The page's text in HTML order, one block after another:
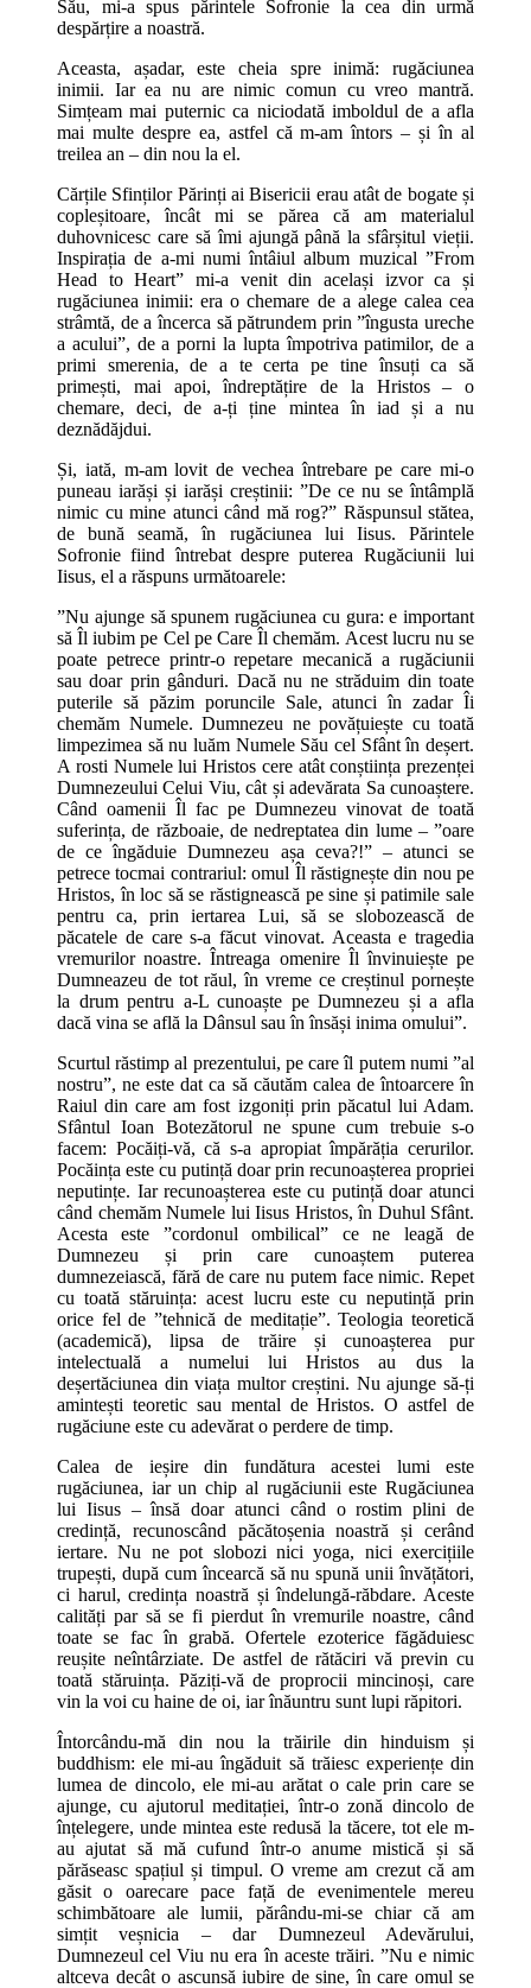
Său, mi-a spus părintele Sofronie la cea din urmă
despărțire a noastră.
Aceasta, așadar, este cheia spre inimă: rugăciunea
inimii. Iar ea nu are nimic comun cu vreo mantră.
Simțeam mai puternic ca niciodată imboldul de a afla
mai multe despre ea, astfel că m-am întors – și în al
treilea an – din nou la el.
Cărțile Sfinților Părinți ai Bisericii erau atât de bogate și
copleșitoare, încât mi se părea că am materialul
duhovnicesc care să îmi ajungă până la sfârșitul vieții.
Inspirația de a-mi numi întâiul album muzical ”From
Head to Heart” mi-a venit din același izvor ca și
rugăciunea inimii: era o chemare de a alege calea cea
strâmtă, de a încerca să pătrundem prin ”îngusta ureche
a acului”, de a porni la lupta împotriva patimilor, de a
primi smerenia, de a te certa pe tine însuți ca să
primești, mai apoi, îndreptățire de la Hristos – o
chemare, deci, de a-ți ține mintea în iad și a nu
deznădăjdui.
Și, iată, m-am lovit de vechea întrebare pe care mi-o
puneau iarăși și iarăși creștinii: ”De ce nu se întâmplă
nimic cu mine atunci când mă rog?” Răspunsul stătea,
de bună seamă, în rugăciunea lui Iisus. Părintele
Sofronie fiind întrebat despre puterea Rugăciunii lui
Iisus, el a răspuns următoarele:
”Nu ajunge să spunem rugăciunea cu gura: e important
să Îl iubim pe Cel pe Care Îl chemăm. Acest lucru nu se
poate petrece printr-o repetare mecanică a rugăciunii
sau doar prin gânduri. Dacă nu ne străduim din toate
puterile să păzim poruncile Sale, atunci în zadar Îi
chemăm Numele. Dumnezeu ne povățuiește cu toată
limpezimea să nu luăm Numele Său cel Sfânt în deșert.
A rosti Numele lui Hristos cere atât conștiința prezenței
Dumnezeului Celui Viu, cât și adevărata Sa cunoaștere.
Când oamenii Îl fac pe Dumnezeu vinovat de toată
suferința, de războaie, de nedreptatea din lume – ”oare
de ce îngăduie Dumnezeu așa ceva?!” – atunci se
petrece tocmai contrariul: omul Îl răstignește din nou pe
Hristos, în loc să se răstignească pe sine și patimile sale
pentru ca, prin iertarea Lui, să se slobozească de
păcatele de care s-a făcut vinovat. Aceasta e tragedia
vremurilor noastre. Întreaga omenire Îl învinuiește pe
Dumneazeu de tot răul, în vreme ce creștinul pornește
la drum pentru a-L cunoaște pe Dumnezeu și a afla
dacă vina se află la Dânsul sau în însăși inima omului”.
Scurtul răstimp al prezentului, pe care îl putem numi ”al
nostru”, ne este dat ca să căutăm calea de întoarcere în
Raiul din care am fost izgoniți prin păcatul lui Adam.
Sfântul Ioan Botezătorul ne spune cum trebuie s-o
facem: Pocăiți-vă, că s-a apropiat împărăția cerurilor.
Pocăința este cu putință doar prin recunoașterea propriei
neputințe. Iar recunoașterea este cu putință doar atunci
când chemăm Numele lui Iisus Hristos, în Duhul Sfânt.
Acesta este ”cordonul ombilical” ce ne leagă de
Dumnezeu și prin care cunoaștem puterea
dumnezeiască, fără de care nu putem face nimic. Repet
cu toată stăruința: acest lucru este cu neputință prin
orice fel de ”tehnică de meditație”. Teologia teoretică
(academică), lipsa de trăire și cunoașterea pur
intelectuală a numelui lui Hristos au dus la
deșertăciunea din viața multor creștini. Nu ajunge să-ți
amintești teoretic sau mental de Hristos. O astfel de
rugăciune este cu adevărat o perdere de timp.
Calea de ieșire din fundătura acestei lumi este
rugăciunea, iar un chip al rugăciunii este Rugăciunea
lui Iisus – însă doar atunci când o rostim plini de
credință, recunoscând păcătoșenia noastră și cerând
iertare. Nu ne pot slobozi nici yoga, nici exercițiile
trupești, după cum încearcă să nu spună unii învățători,
ci harul, credința noastră și îndelungă-răbdare. Aceste
calități par să se fi pierdut în vremurile noastre, când
toate se fac în grabă. Ofertele ezoterice făgăduiesc
reușite neîntârziate. De astfel de rătăciri vă previn cu
toată stăruința. Păziți-vă de proprocii mincinoși, care
vin la voi cu haine de oi, iar înăuntru sunt lupi răpitori.
Întorcându-mă din nou la trăirile din hinduism și
buddhism: ele mi-au îngăduit să trăiesc experiențe din
lumea de dincolo, ele mi-au arătat o cale prin care se
ajunge, cu ajutorul meditației, într-o zonă dincolo de
înțelegere, unde mintea este redusă la tăcere, tot ele m-
au ajutat să mă cufund într-o anume mistică și să
părăseasc spațiul și timpul. O vreme am crezut că am
găsit o oarecare pace față de evenimentele mereu
schimbătoare ale lumii, părându-mi-se chiar că am
simțit veșnicia – dar Dumnezeul Adevărului,
Dumnezeul cel Viu nu era în aceste trăiri. ”Nu e nimic
altceva decât o ascunsă iubire de sine, în care omul se